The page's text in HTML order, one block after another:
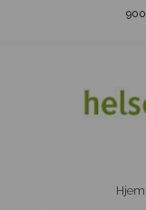
900
Hjem